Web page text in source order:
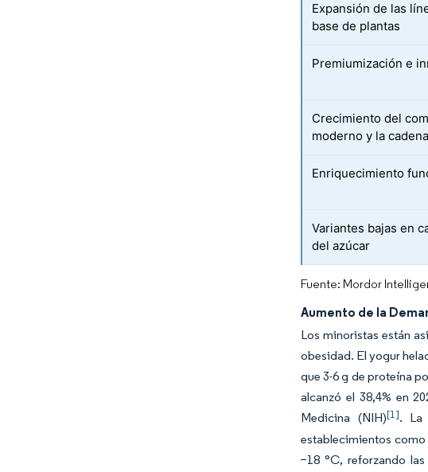
Expansión de las
base de plantas
Premiumización e
Crecimiento del
moderno y la
Enriquecimiento
Variantes bajas en
del azúcar
Fuente: Mordor
Aumento de la
Los minoristas están
obesidad. El yogur
que 3-6 g de proteína
alcanzó el 38,4% en
Medicina (NIH)[1]. La
establecimientos como
−18 °C, reforzando